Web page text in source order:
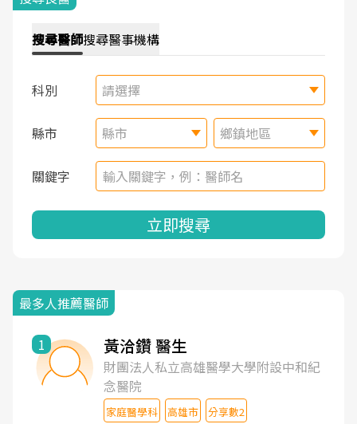
搜尋醫師搜尋醫事機構
科別 請選擇
縣市 縣市 鄉鎮地區
關鍵字
立即搜尋
最多人推薦醫師
1 黃洽鑽 醫生
財團法人私立高雄醫學大學附設中和紀
念醫院
家庭醫學科 高雄市 分享數2